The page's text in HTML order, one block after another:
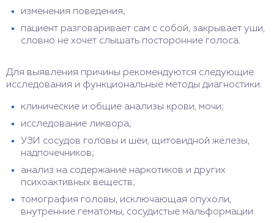
изменения поведения;
пациент разговаривает сам с собой, закрывает уши,
словно не хочет слышать посторонние голоса.
Для выявления причины рекомендуются следующие
исследования и функциональные методы диагностики:
клинические и общие анализы крови, мочи;
исследование ликвора;
УЗИ сосудов головы и шеи, щитовидной железы,
надпочечников;
анализ на содержание наркотиков и других
психоактивных веществ;
томография головы, исключающая опухоли,
внутренние гематомы, сосудистые мальформации.